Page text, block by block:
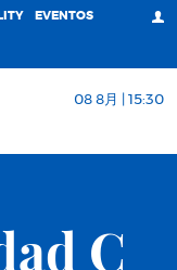
EVENTOS
08 8月 | 15:30
C